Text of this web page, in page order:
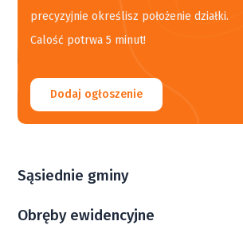
precyzyjnie określisz położenie działki.
Calość potrwa 5 minut!
Dodaj ogłoszenie
Sąsiednie gminy
Obręby ewidencyjne